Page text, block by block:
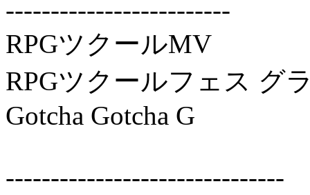
-------------------------
RPGツクールMV
RPGツクールフェス グ
Gotcha Gotcha G
-------------------------------